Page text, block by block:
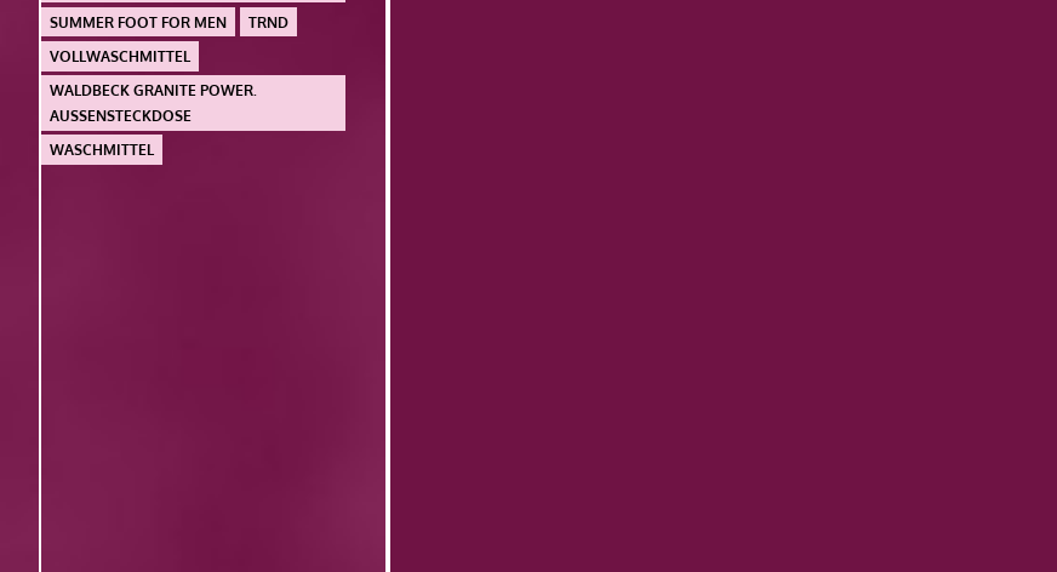
SUMMER FOOT FOR MEN
TRND
VOLLWASCHMITTEL
WALDBECK GRANITE POWER.
AUSSENSTECKDOSE
WASCHMITTEL